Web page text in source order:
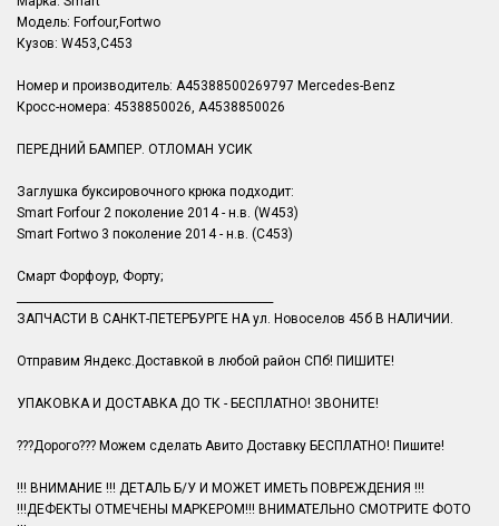
Модель: Forfour,Fortwo
Кузов: W453,C453
Номер и производитель: A45388500269797 Mercedes-Benz
Кросс-номера: 4538850026, A4538850026
ПЕРЕДНИЙ БАМПЕР. ОТЛОМАН УСИК
Заглушка буксировочного крюка подходит:
Smart Forfour 2 поколение 2014 - н.в. (W453)
Smart Fortwo 3 поколение 2014 - н.в. (C453)
Смарт Форфоур, Форту;
ЗАПЧАСТИ В САНКТ-ПЕТЕРБУРГЕ НА ул. Новоселов 45б В НАЛИЧИИ.
Отправим Яндекс.Доставкой в любой район СПб! ПИШИТЕ!
УПАКОВКА И ДОСТАВКА ДО ТК - БЕСПЛАТНО! ЗВОНИТЕ!
???Дорого??? Можем сделать Авито Доставку БЕСПЛАТНО! Пишите!
!!! ВНИМАНИЕ !!! ДЕТАЛЬ Б/У И МОЖЕТ ИМЕТЬ ПОВРЕЖДЕНИЯ !!!
!!!ДЕФЕКТЫ ОТМЕЧЕНЫ МАРКЕРОМ!!! ВНИМАТЕЛЬНО СМОТРИТЕ ФОТО